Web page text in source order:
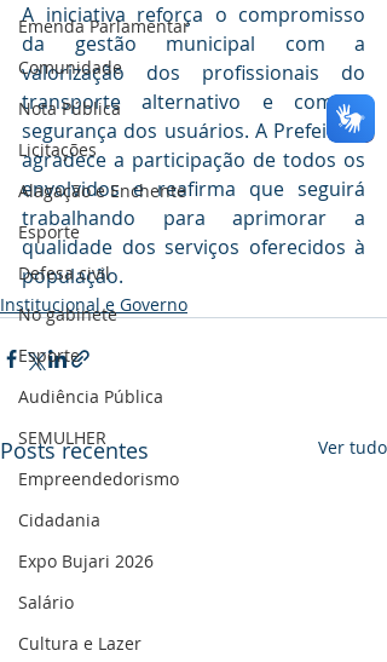
Emenda Parlamentar
Comunidade
Nota Pública
Licitações
Alagação e Enchente
Esporte
Defesa civil
No gabinete
Esporte
Audiência Pública
SEMULHER
Empreendedorismo
Cidadania
Expo Bujari 2026
Salário
Cultura e Lazer
A iniciativa reforça o compromisso
da gestão municipal com a
valorização dos profissionais do
transporte alternativo e com a
segurança dos usuários. A Prefeitura
agradece a participação de todos os
envolvidos e reafirma que seguirá
trabalhando para aprimorar a
qualidade dos serviços oferecidos à
população.
Institucional e Governo
Posts recentes Ver tudo